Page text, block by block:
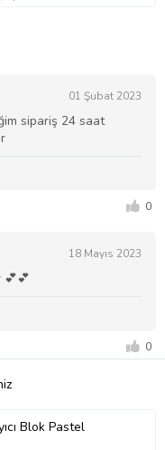
01 Şubat 2023
sipariş 24 saat
0
18 Mayıs 2023
💕💕
0
Blok Pastel